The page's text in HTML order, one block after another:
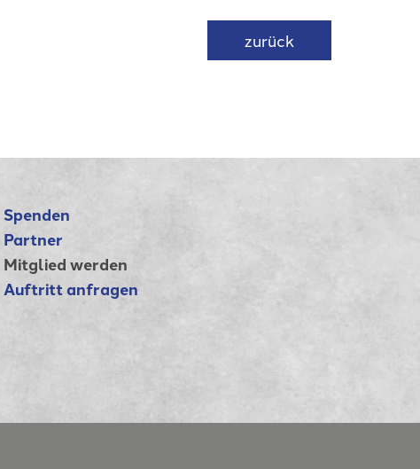
zurück
Spenden
Partner
Mitglied werden
Auftritt anfragen